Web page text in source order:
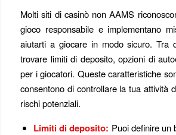
Molti siti di casinò non AAMS
gioco responsabile e implementano
aiutarti a giocare in modo sicuro. Tra
trovare limiti di deposito, opzioni di
per i giocatori. Queste caratteristiche
consentono di controllare la tua attività
rischi potenziali.
Limiti di deposito: Puoi definire un